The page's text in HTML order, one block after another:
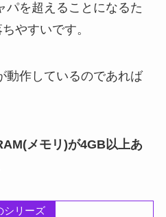
パを超えることになるた
やすいです。
動作しているのであれば
メモリ)が4GB以上あ
シリーズ